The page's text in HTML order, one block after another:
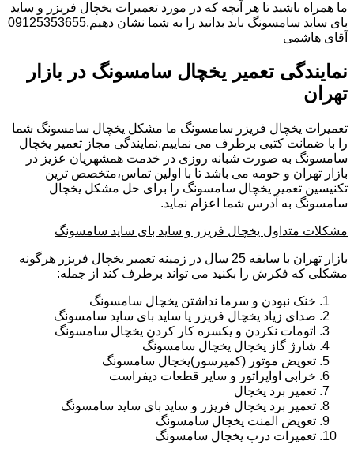
ما همراه باشید تا هر آنچه که در مورد تعمیرات یخچال فریزر و ساید
بای ساید سامسونگ باید بدانید را به شما نشان دهیم.09125353655
آقای هاشمی
نمایندگی تعمیر یخچال سامسونگ در بازار
تهران
تعمیرات یخچال فریزر سامسونگ ما مشکل یخچال سامسونگ شما
را با ضمانت کتبی برطرف می نماییم.نمایندگی مجاز تعمیر یخچال
سامسونگ به صورت شبانه روزی در خدمت همشهریان عزیز در
بازار تهران و حومه می باشد تا با اولین تماس،متخصص ترین
تکنیسین تعمیر یخچال سامسونگ را برای حل مشکل یخچال
سامسونگ به آدرس شما اعزام نماید.
مشکلات متداول یخچال فریزر و ساید بای ساید سامسونگ
بازار تهران با سابقه 25 سال در زمینه تعمیر یخچال فریزر هرگونه
مشکلی که فکرش را بکنید می تواند برطرف کند از جمله:
خنک نبودن و سرما نداشتن یخچال سامسونگ
صدای زیاد یخچال فریزر یا ساید بای ساید سامسونگ
اتومات نکردن و یکسره کار کردن یخچال سامسونگ
شارژ گاز یخچال یخچال سامسونگ
تعویض موتور (کمپرسور)یخچال سامسونگ
خرابی اواپراتور و سایر قطعات دیفراست
تعمیر برد یخچال
تعمیر برد یخچال فریزر و ساید بای ساید سامسونگ
تعویض المنت یخچال سامسونگ
تعمیرات درب یخچال سامسونگ